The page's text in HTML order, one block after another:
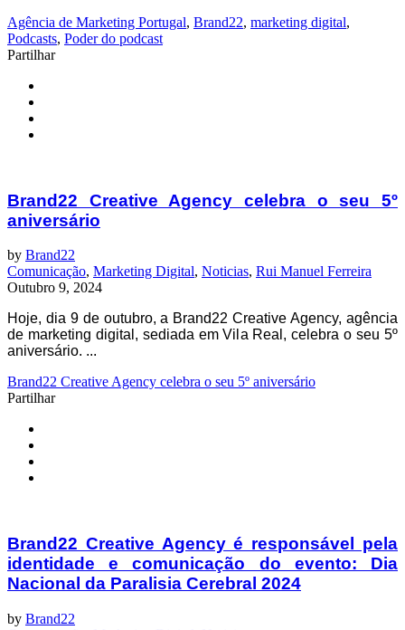
Agência de Marketing Portugal, Brand22, marketing digital,
Podcasts, Poder do podcast
Partilhar
Brand22 Creative Agency celebra o seu 5º
aniversário
by Brand22
Comunicação, Marketing Digital, Noticias, Rui Manuel Ferreira
Outubro 9, 2024
Hoje, dia 9 de outubro, a Brand22 Creative Agency, agência
de marketing digital, sediada em Vila Real, celebra o seu 5º
aniversário. ...
Brand22 Creative Agency celebra o seu 5º aniversário
Partilhar
Brand22 Creative Agency é responsável pela
identidade e comunicação do evento: Dia
Nacional da Paralisia Cerebral 2024
by Brand22